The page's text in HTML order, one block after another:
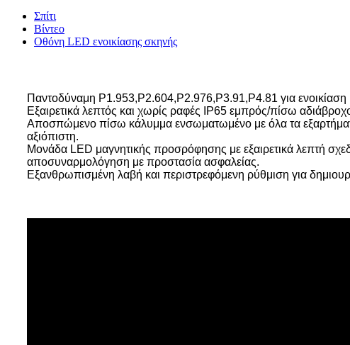
Σπίτι
Βίντεο
Οθόνη LED ενοικίασης σκηνής
Παντοδύναμη P1.953,P2.604,P2.976,P3.91,P4.81 για
Εξαιρετικά λεπτός και χωρίς ραφές IP65 εμπρός/πίσω
Αποσπώμενο πίσω κάλυμμα ενσωματωμένο με όλα τα
αξιόπιστη.
Μονάδα LED μαγνητικής προσρόφησης με εξαιρετικά λεπτή
αποσυναρμολόγηση με προστασία ασφαλείας.
Εξανθρωπισμένη λαβή και περιστρεφόμενη ρύθμιση για